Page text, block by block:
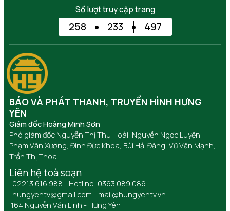
Số lượt truy cập trang
258 233 497
BÁO VÀ PHÁT THANH, TRUYỀN HÌNH HƯNG
YÊN
Giám đốc Hoàng Minh Sơn
Phó giám đốc Nguyễn Thị Thu Hoài, Nguyễn Ngọc Luyện,
Phạm Văn Xướng, Đinh Đức Khoa, Bùi Hải Đăng, Vũ Văn Mạnh,
Trần Thị Thoa
Liên hệ toà soạn
02213 616 988 - Hotline: 0363 089 089
hungyentv@gmail.com - mail@hungyentv.vn
164 Nguyễn Văn Linh - Hưng Yên